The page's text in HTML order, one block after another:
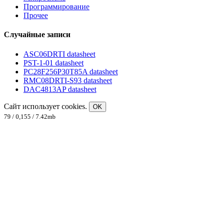
Программирование
Прочее
Случайные записи
ASC06DRTI datasheet
PST-1-01 datasheet
PC28F256P30T85A datasheet
RMC08DRTI-S93 datasheet
DAC4813AP datasheet
Сайт использует cookies.
OK
79 / 0,155 / 7.42mb